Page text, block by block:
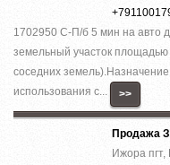
1702950 С-П/б 5 мин на авто
земельный участок
соседних
использования с...
>>
Продажа
Ижора пгт,